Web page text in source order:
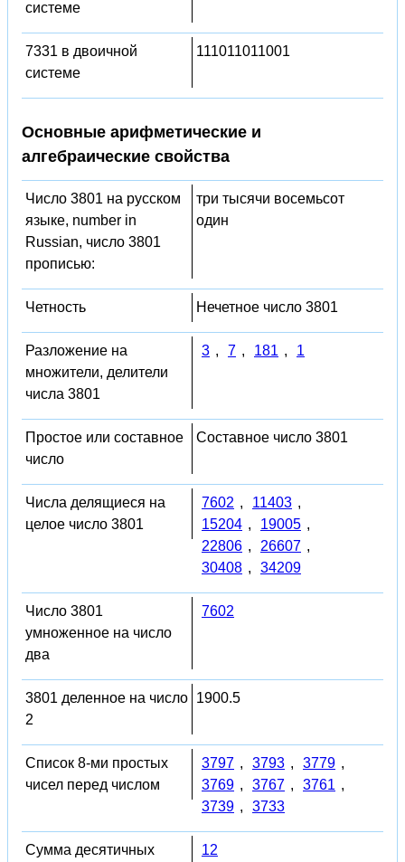
системе
7331 в двоичной
системе
111011011001
Основные арифметические и
алгебраические свойства
Число 3801 на русском
языке, number in
Russian, число 3801
прописью:
три тысячи восемьсот
один
Четность Нечетное число 3801
Разложение на
множители, делители
числа 3801
3 , 7 , 181 , 1
Простое или составное
число
Составное число 3801
Числа делящиеся на
целое число 3801
7602 , 11403 ,
15204 , 19005 ,
22806 , 26607 ,
30408 , 34209
Число 3801
умноженное на число
два
7602
3801 деленное на число
2
1900.5
Список 8-ми простых
чисел перед числом
3797 , 3793 , 3779 ,
3769 , 3767 , 3761 ,
3739 , 3733
Сумма десятичных
12